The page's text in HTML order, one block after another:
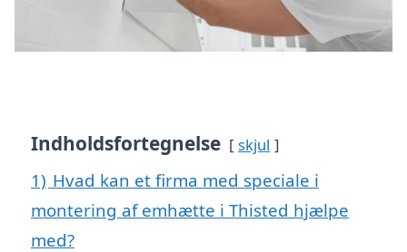
Indholdsfortegnelse skjul
1) Hvad kan et firma med speciale i
montering af emhætte i Thisted hjælpe
med?